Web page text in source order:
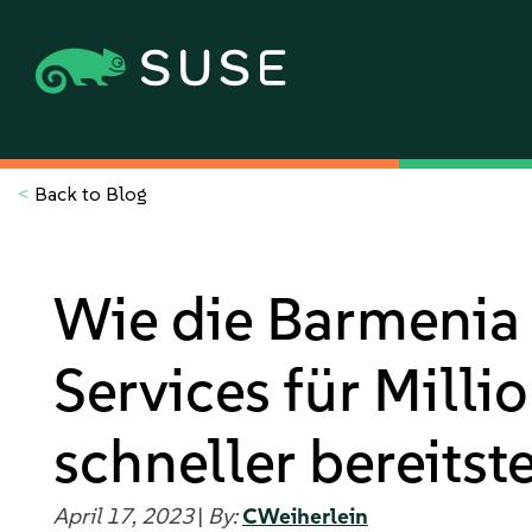
< Back to Blog
Wie die
Services für
schneller
April 17, 2023| By:CWeiherlein